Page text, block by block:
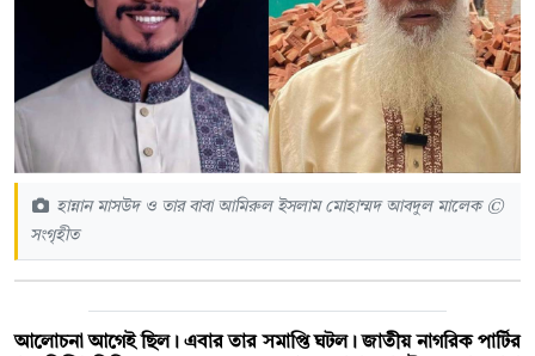
হান্নান মাসউদ ও তার বাবা আমিরুল ইসলাম মোহাম্মদ আবদুল মালেক ©
সংগৃহীত
আলোচনা আগেই ছিল। এবার তার সমাপ্তি ঘটল। জাতীয় নাগরিক পার্টির